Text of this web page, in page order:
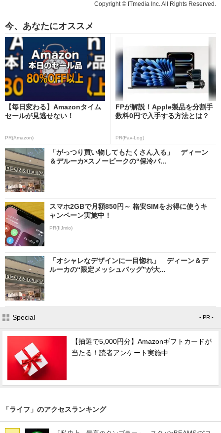
Copyright © ITmedia Inc. All Rights Reserved.
今、あなたにオススメ
【毎日変わる】Amazonタイム
セールが見逃せない！
PR(Amazon)
FPが解説！Apple製品を分割手
数料0円で入手する方法とは？
PR(Fav-Log)
「がっつり買い物してもたくさん入る」 ディーン
＆デルーカ×スノーピークの“保冷バ...
スマホ2GBで月額850円～ 格安SIMをお得に使うキ
ャンペーン実施中！
PR(IIJmio)
「オシャレなデザインに一目惚れ」 ディーン＆デ
ルーカの“限定メッシュバッグ”が大...
Special - PR -
【抽選で5,000円分】Amazonギフトカードが
当たる！読者アンケート実施中
「ライフ」のアクセスランキング